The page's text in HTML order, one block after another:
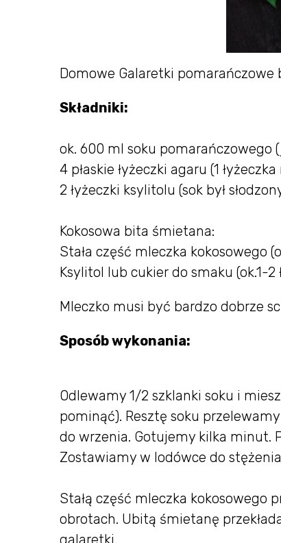
Domowe Galaretki pomarańczowe
Składniki:
ok. 600 ml soku pomarańczowego
4 płaskie łyżeczki agaru (1
2 łyżeczki ksylitolu (sok był
Kokosowa bita śmietana:
Stała część mleczka kokosowego
Ksylitol lub cukier do smaku (ok.1-2
Mleczko musi być bardzo dobrze
Sposób wykonania:
Odlewamy 1/2 szklanki soku i
pominąć). Resztę soku
do wrzenia. Gotujemy kilka minut.
Zostawiamy w lodówce do
Stałą część mleczka kokosowego
obrotach. Ubitą śmietanę
galaretki.